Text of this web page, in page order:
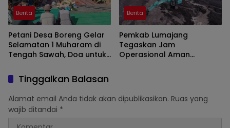
Berita
Petani Desa Boreng Gelar
Selamatan 1 Muharam di
Tengah Sawah, Doa untuk
Berita
Pemkab Lumajang
Tegaskan Jam
Operasional Aman
Tinggalkan Balasan
Alamat email Anda tidak akan dipublikasikan. Ruas yang
wajib ditandai *